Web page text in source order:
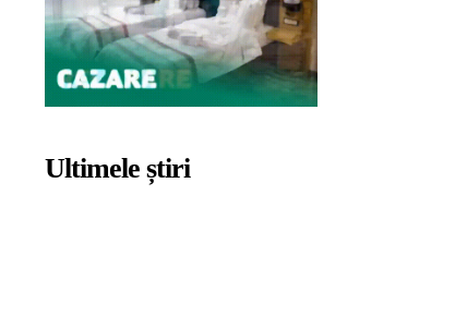
Ultimele știri